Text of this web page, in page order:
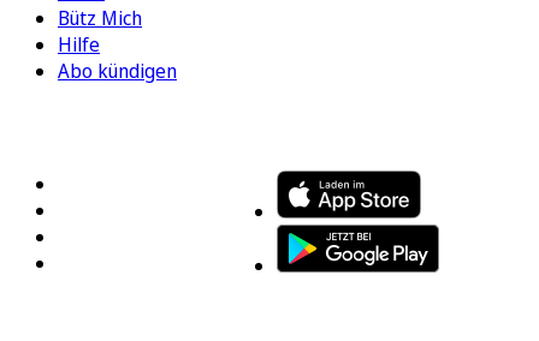
Bütz Mich
Hilfe
Abo kündigen